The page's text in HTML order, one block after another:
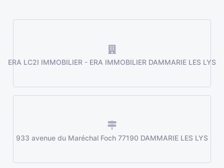
ERA LC2I IMMOBILIER - ERA IMMOBILIER DAMMARIE LES LYS
933 avenue du Maréchal Foch 77190 DAMMARIE LES LYS